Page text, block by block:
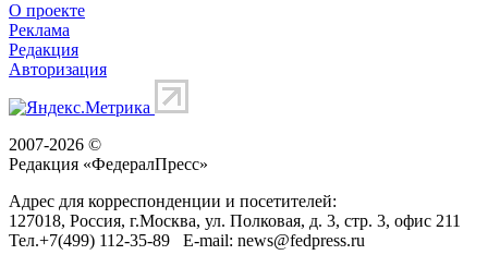
О проекте
Реклама
Редакция
Авторизация
2007-2026 ©
Редакция «ФедералПресс»
Адрес для корреспонденции и посетителей:
127018, Россия, г.Москва, ул. Полковая, д. 3, стр. 3, офис 211
Тел.+7(499) 112-35-89 E-mail: news@fedpress.ru